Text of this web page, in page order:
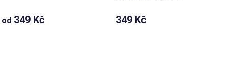
od 349 Kč 349 Kč